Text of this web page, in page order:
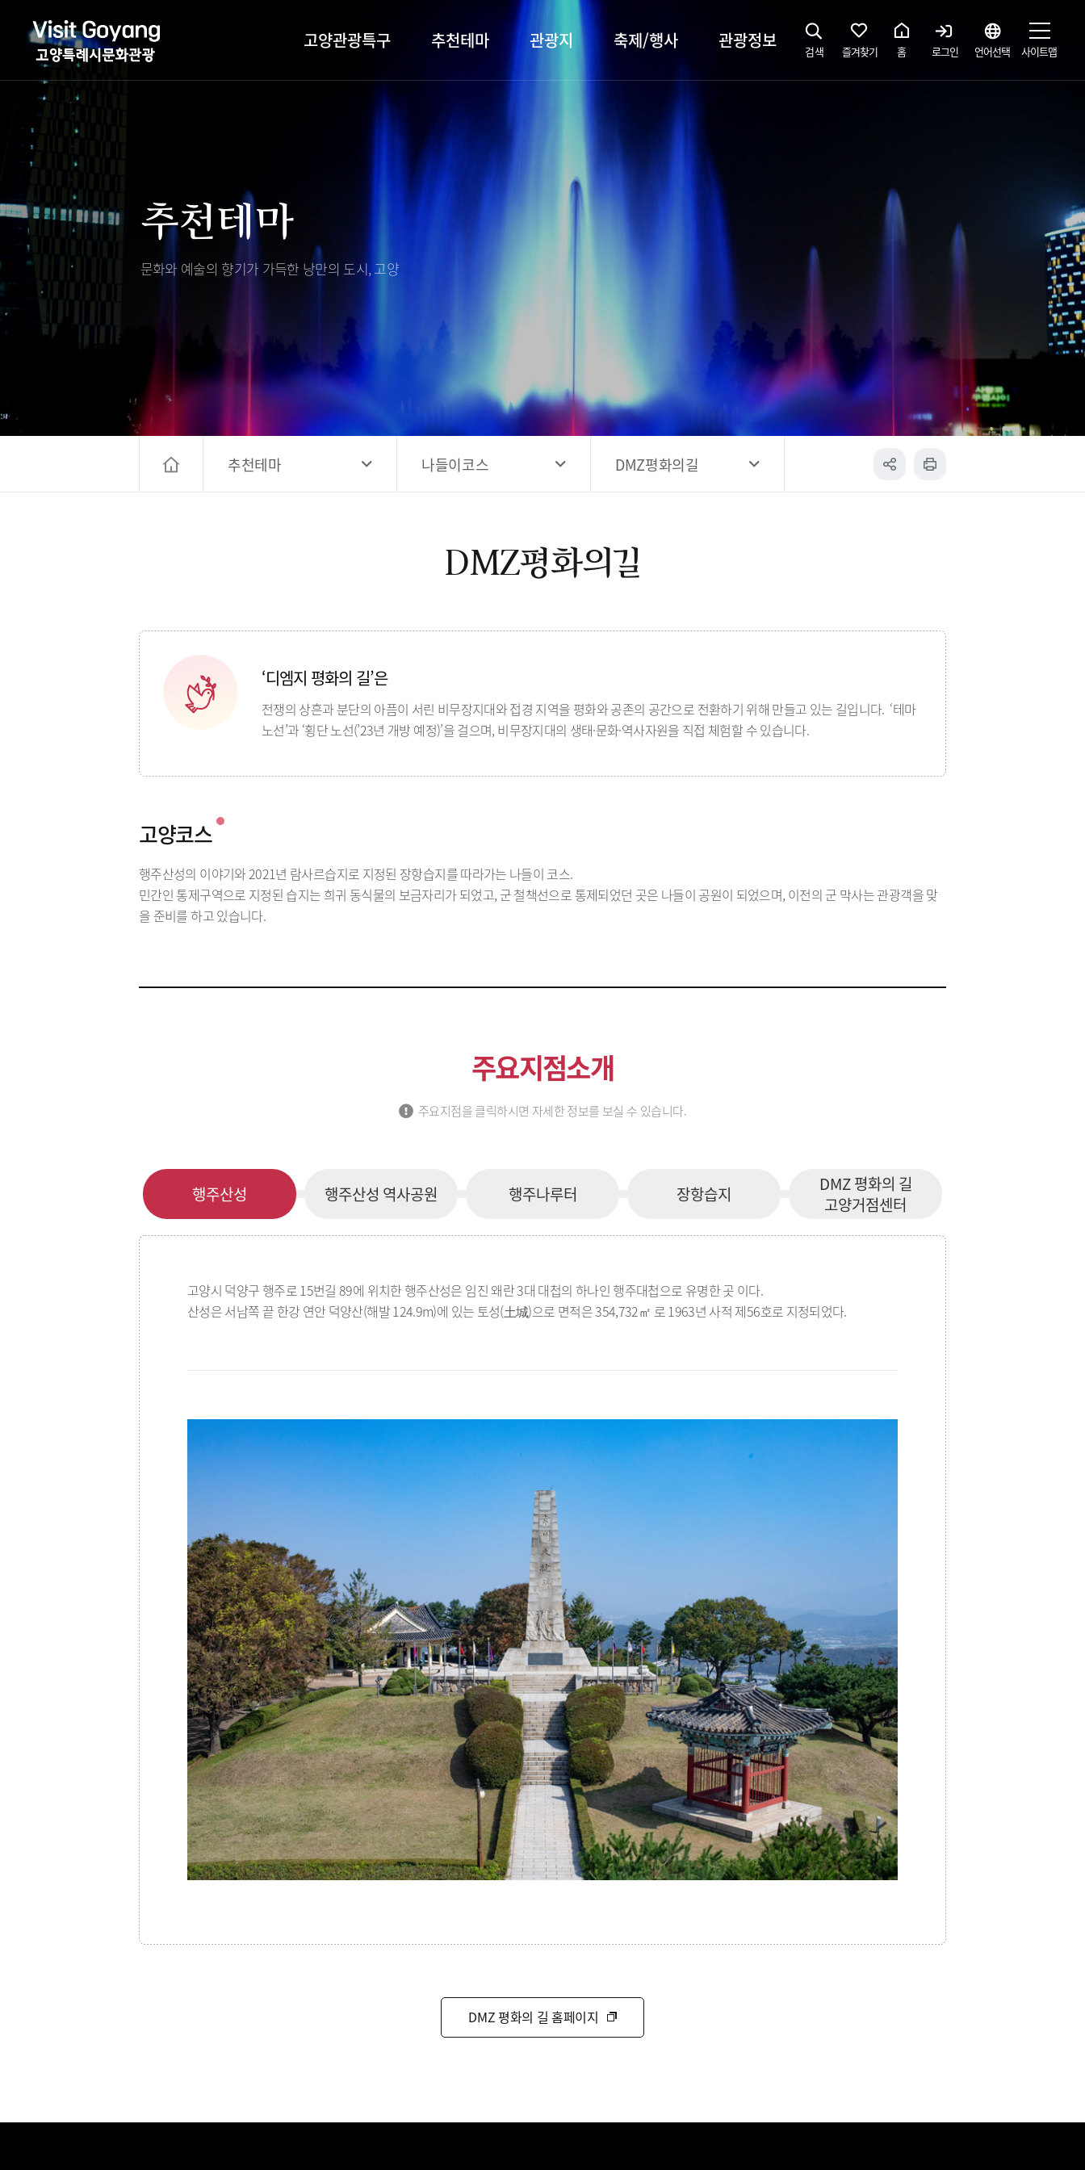
고양관광특구 추천테마
야경 나들이
자전거 나들이
도보관광 나들이
DMZ평화의길
행주산성
서오릉/서삼릉
장항습지
누리길
벚꽃명소
고양시 예술창작공간 새들
관광지 축제/행사
행사소개
프로그램 안내
관광정보
편의시설
오시는길
대표먹거리
전통시장
문화관광해설사 예약하기
해설사 공간
고양시관광협의회
고양컨벤션뷰로
경기관광
대한민국 구석구석
전자관광지도 다도라
관광안내홍보물
검색 즐겨찾기 홈 로그인 언어선택 사이트맵
추천테마
문화와 예술의 향기가 가득한 낭만의 도시, 고양
추천테마 나들이코스 DMZ평화의길
DMZ평화의길
‘디엠지 평화의 길’은
전쟁의 상흔과 분단의 아픔이 서린 비무장지대와 접경 지역을 평화와 공존의 공간으로 전환하기 위해 만들고 있는 길입니다. ‘테마
노선’과 ‘횡단 노선(’23년 개방 예정)’을 걸으며, 비무장지대의 생태·문화·역사자원을 직접 체험할 수 있습니다.
고양코스
행주산성의 이야기와 2021년 람사르습지로 지정된 장항습지를 따라가는 나들이 코스.
민간인 통제구역으로 지정된 습지는 희귀 동식물의 보금자리가 되었고, 군 철책선으로 통제되었던 곳은 나들이 공원이 되었으며, 이전의 군 막사는 관광객을 맞
을 준비를 하고 있습니다.
주요지점소개
주요지점을 클릭하시면 자세한 정보를 보실 수 있습니다.
행주산성 행주산성 역사공원 행주나루터 장항습지
DMZ 평화의 길
고양거점센터
고양시 덕양구 행주로 15번길 89에 위치한 행주산성은 임진 왜란 3대 대첩의 하나인 행주대첩으로 유명한 곳 이다.
산성은 서남쪽 끝 한강 연안 덕양산(해발 124.9m)에 있는 토성(土城)으로 면적은 354,732㎡ 로 1963년 사적 제56호로 지정되었다.
DMZ 평화의 길 홈페이지